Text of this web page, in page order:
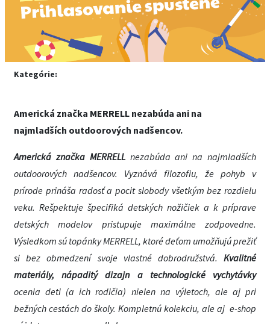
Kategórie:
Americká značka MERRELL nezabúda ani na
najmladších outdoorových nadšencov.
Americká značka MERRELLnezabúda ani na najmladších
outdoorových nadšencov. Vyznává filozofiu, že pohyb v
prírode prináša radosť a pocit slobody všetkým bez rozdielu
veku. Rešpektuje špecifiká detských nožičiek a k príprave
detských modelov pristupuje maximálne zodpovedne.
Výsledkom sú topánky MERRELL, ktoré deťom umožňujú prežiť
si bez obmedzení svoje vlastné dobrodružstvá. Kvalitné
materiály, nápaditý dizajn a technologické vychytávky
ocenia deti (a ich rodičia) nielen na výletoch, ale aj pri
bežných cestách do školy. Kompletnú kolekciu, ale aj e-shop